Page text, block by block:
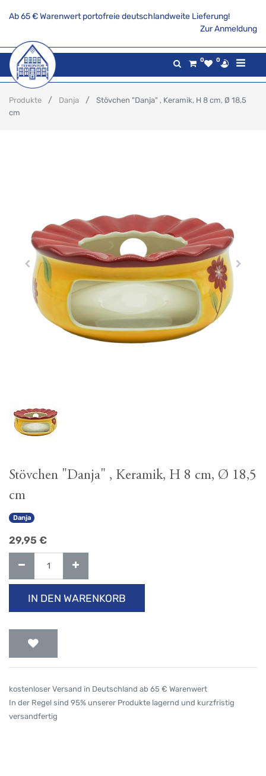
Ab 65 € Warenwert portofreie deutschlandweite Lieferung!
Zur Anmeldung
0 0
Produkte Danja
Stövchen "Danja" , Keramik, H 8 cm, Ø 18,5
cm
Stövchen "Danja" , Keramik, H 8 cm, Ø 18,5
cm
Danja
29,95 €
IN DEN WARENKORB
kostenloser Versand in Deutschland ab 65 € Warenwert
In der Regel sind 95% unserer Produkte lagernd und kurzfristig
versandfertig